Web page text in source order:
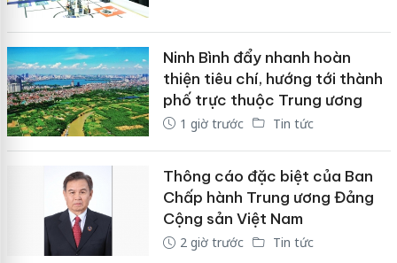
Ninh Bình đẩy nhanh hoàn
thiện tiêu chí, hướng tới thành
phố trực thuộc Trung ương
1 giờ trước Tin tức
Thông cáo đặc biệt của Ban
Chấp hành Trung ương Đảng
Cộng sản Việt Nam
2 giờ trước Tin tức